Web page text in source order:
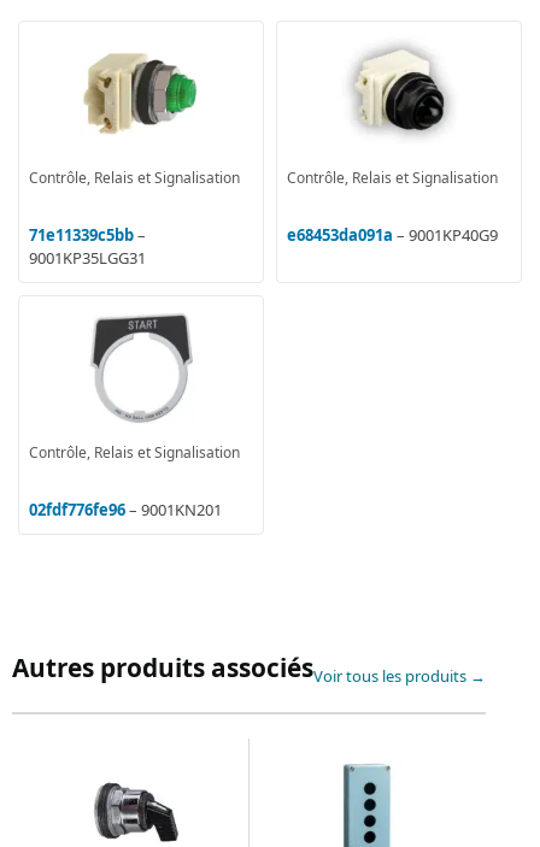
Contrôle, Relais et Signalisation
71e11339c5bb–
9001KP35LGG31
Contrôle, Relais et Signalisation
e68453da091a – 9001KP40G9
Contrôle, Relais et Signalisation
02fdf776fe96– 9001KN201
Autres produits associésVoir tous les produits →